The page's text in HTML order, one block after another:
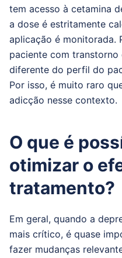
tem acesso à cetamina
a dose é estritamente
aplicação é monitorada.
paciente com
diferente do perfil do
Por isso, é muito raro
adicção nesse contexto.
O que é
otimizar o
tratamento?
Em geral, quando a
mais crítico, é quase
fazer mudanças